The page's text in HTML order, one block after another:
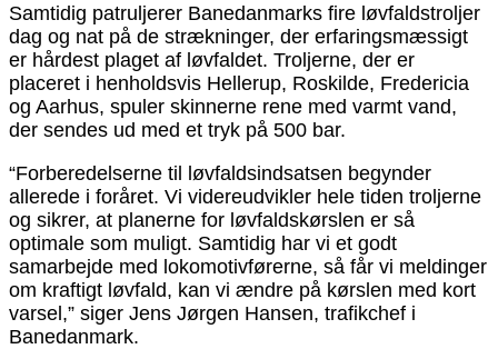
Samtidig patruljerer Banedanmarks fire løvfaldstroljer
dag og nat på de strækninger, der erfaringsmæssigt
er hårdest plaget af løvfaldet. Troljerne, der er
placeret i henholdsvis Hellerup, Roskilde, Fredericia
og Aarhus, spuler skinnerne rene med varmt vand,
der sendes ud med et tryk på 500 bar.
“Forberedelserne til løvfaldsindsatsen begynder
allerede i foråret. Vi videreudvikler hele tiden troljerne
og sikrer, at planerne for løvfaldskørslen er så
optimale som muligt. Samtidig har vi et godt
samarbejde med lokomotivførerne, så får vi meldinger
om kraftigt løvfald, kan vi ændre på kørslen med kort
varsel,” siger Jens Jørgen Hansen, trafikchef i
Banedanmark.